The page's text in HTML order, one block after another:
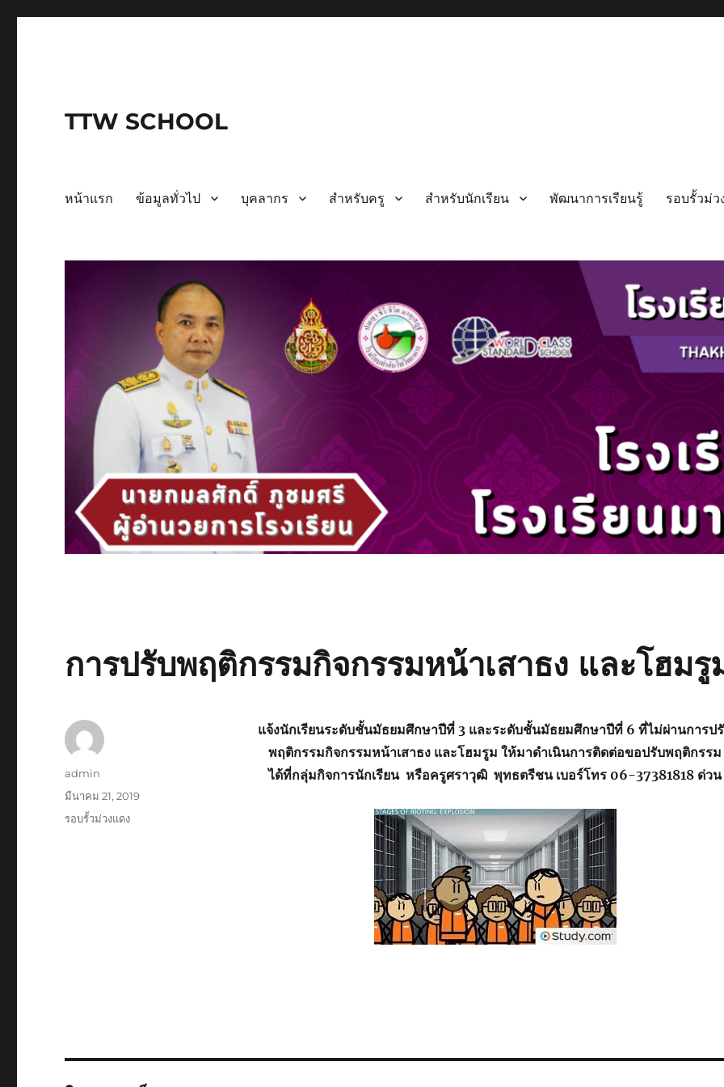
TTW SCHOOL
หน้าแรก ข้อมูลทั่วไป บุคลากร สำหรับครู สำหรับนักเรียน พัฒนาการเรียนรู้ รอบรั้วม่ว
การปรับพฤติกรรมกิจกรรมหน้าเสาธง และโฮมรู
แจ้งนักเรียนระดับชั้นมัธยมศึกษาปีที่ 3 และระดับชั้นมัธยมศึกษาปีที่ 6 ที่ไม่ผ่านการป
พฤติกรรมกิจกรรมหน้าเสาธง และโฮมรูม ให้มาดำเนินการติดต่อขอปรับพฤติกรรม
ได้ที่กลุ่มกิจการนักเรียน หรือครูศราวุฒิ พุทธตรีชน เบอร์โทร 06-37381818 ด่วน
ผู้
เขียน
admin
เขียน
มีนาคม 21, 2019
หมวด
รอบรั้วม่วงแดง